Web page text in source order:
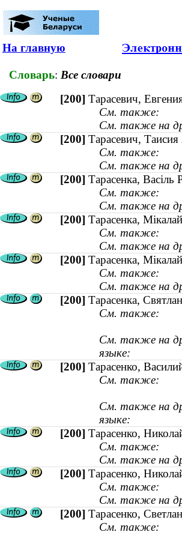
На главную
Словарь: Все словари
[200] Тарасевич,
См. также:
См. также на
[200] Тарасевич,
См. также:
См. также на
[200] Тарасенка,
См. также:
См. также на
[200] Тарасенка,
См. также:
См. также на
[200] Тарасенка,
См. также:
См. также на
[200] Тарасенка,
См. также:
См. также на
языке:
[200] Тарасенко,
См. также:
См. также на
языке:
[200] Тарасенко,
См. также:
См. также на
[200] Тарасенко,
См. также:
См. также на
[200] Тарасенко,
См. также: